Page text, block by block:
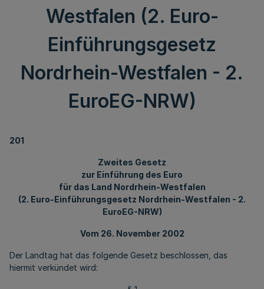
Westfalen (2. Euro-
Einführungsgesetz
Nordrhein-Westfalen - 2.
EuroEG-NRW)
201
Zweites Gesetz
zur Einführung des Euro
für das Land Nordrhein-Westfalen
(2. Euro-Einführungsgesetz Nordrhein-Westfalen - 2.
EuroEG-NRW)
Vom 26. November 2002
Der Landtag hat das folgende Gesetz beschlossen, das
hiermit verkündet wird: